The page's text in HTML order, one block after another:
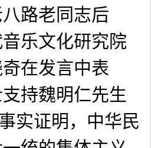
路老同志后
乐文化研究院
在发言中表
持魏明仁先生
实证明，中华民